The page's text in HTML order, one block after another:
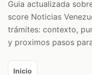
Guia actualizada
score Noticias
trámites: contexto,
y proximos pasos
Inicio